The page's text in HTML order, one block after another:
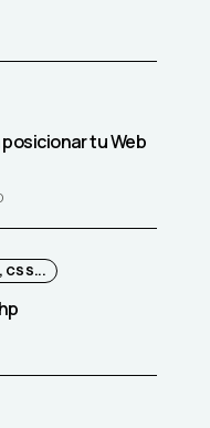
tu Web
CSS...